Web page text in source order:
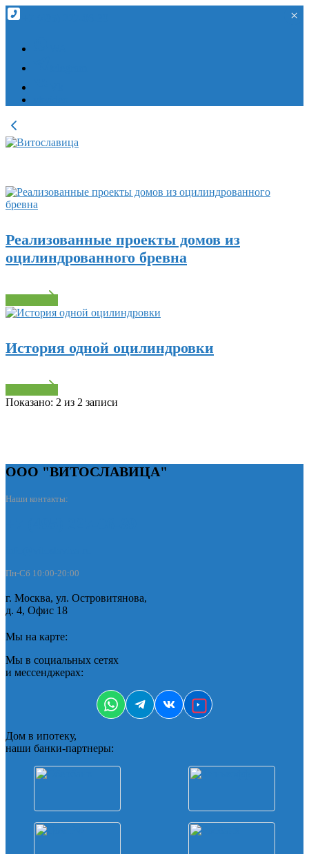
Реализованные проекты домов из
оцилиндрованного бревна
История одной оцилиндровки
Показано: 2 из 2 записи
ООО "ВИТОСЛАВИЦА"
Наши контакты:
Пн-Сб 10:00-20:00
г. Москва, ул. Островитянова,
д. 4, Офис 18
Мы на карте:
Мы в социальных сетях
и мессенджерах:
Дом в ипотеку,
наши банки-партнеры:
×
×